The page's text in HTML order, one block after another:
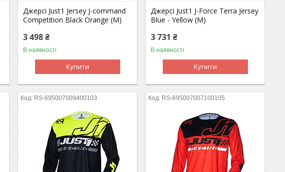
Джерсі Just1 Jersey J-command
Competition Black Orange (M)
3 498 ₴
В наявності
Купити
Джерсі Just1 J-Force Terra Jersey
Blue - Yellow (M)
3 731 ₴
В наявності
Купити
RS-695007009400103 RS-695007007100105